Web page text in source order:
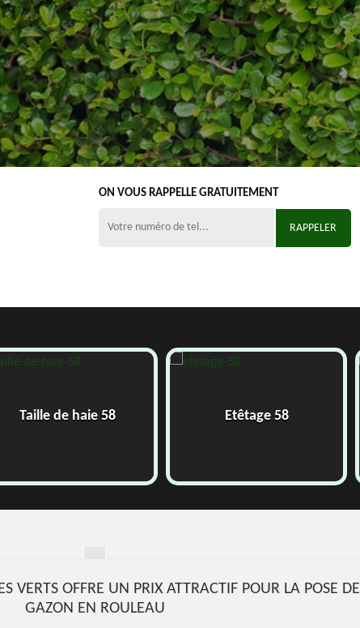
ON VOUS RAPPELLE GRATUITEMENT
Taille de haie 58 Etêtage 58
VERTS OFFRE UN PRIX ATTRACTIF POUR LA POSE DE
GAZON EN ROULEAU